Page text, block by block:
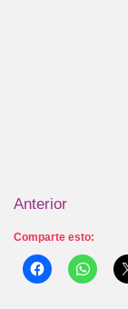
Anterior
Comparte esto: